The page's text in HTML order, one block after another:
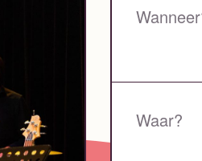
Waar?